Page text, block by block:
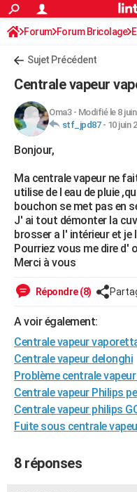
ACTUALITÉS
Politique
Société
Faits Divers
Education
Monde
Villes
+
FINANCE
Retraite
Impôts
Epargne
Immobilier
Risques naturels par ville
Banque
Assurance
Crédit
AUTO
Essais
Réserver un essai
Citadines
Berlines
SUV
Forum auto
+HIGH-TECH
Mobiles
Meilleur smartphone
Internet
Ordinateurs
Jeux vidéo
Guide high-tech
+BRICOLAGE
Forum
Aménagement intérieur
Extérieur
Cuisine
Salle de bains
Jardinage
Rangement
WEEK-END
Guides de France
Escapades
Patrimoine
Expositions
Musées
Week-end nature
+LIFESTYLE
Alimentation
Guide de la santé
Maladies
Médicaments
Sommeil
Destinations
City break
Voyage nature
Voyage de noces
Forum
Climat
+
GUIDES D'ACHAT
BONS PLANS
CARTE DE VOEUX
Dictionnaire
Biographies
Citations
Expressions
Proverbes
PROGRAMME TV
Forum Forum Bricolage
Sujet Précédent
Centrale vapeur
Oma3- Modifié le 8
stf_jpd87- 10 juin
Bonjour,
Ma centrale vapeur ne
utilise de l eau de pluie
bouchon se met pas en
J' ai tout démonter la
brosser a l' intérieur et
Pourriez vous me dire d'
Merci à vous
Répondre (8)
A voir également:
Centrale vapeur
Centrale vapeur delonghi
Problème centrale
Centrale vapeur Philips
Centrale vapeur philips
Fuite sous centrale
8 réponses